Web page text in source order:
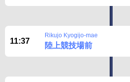
11:37
Rikujo Kyogijo-mae
陸上競技場前